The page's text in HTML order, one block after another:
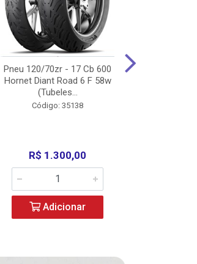
Pneu 120/70zr - 17 Cb 600
Hornet Diant Road 6 F 58w
(Tubeles...
Código: 35138
R$ 1.300,00
Adicionar